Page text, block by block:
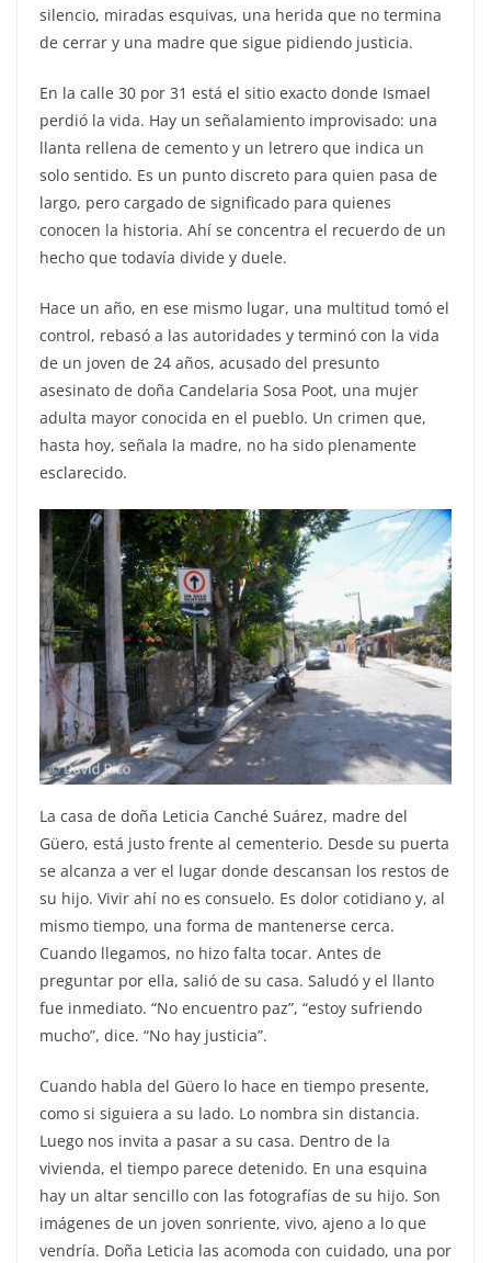
silencio, miradas esquivas, una herida que no termina
de cerrar y una madre que sigue pidiendo justicia.
En la calle 30 por 31 está el sitio exacto donde Ismael
perdió la vida. Hay un señalamiento improvisado: una
llanta rellena de cemento y un letrero que indica un
solo sentido. Es un punto discreto para quien pasa de
largo, pero cargado de significado para quienes
conocen la historia. Ahí se concentra el recuerdo de un
hecho que todavía divide y duele.
Hace un año, en ese mismo lugar, una multitud tomó el
control, rebasó a las autoridades y terminó con la vida
de un joven de 24 años, acusado del presunto
asesinato de doña Candelaria Sosa Poot, una mujer
adulta mayor conocida en el pueblo. Un crimen que,
hasta hoy, señala la madre, no ha sido plenamente
esclarecido.
La casa de doña Leticia Canché Suárez, madre del
Güero, está justo frente al cementerio. Desde su puerta
se alcanza a ver el lugar donde descansan los restos de
su hijo. Vivir ahí no es consuelo. Es dolor cotidiano y, al
mismo tiempo, una forma de mantenerse cerca.
Cuando llegamos, no hizo falta tocar. Antes de
preguntar por ella, salió de su casa. Saludó y el llanto
fue inmediato. “No encuentro paz”, “estoy sufriendo
mucho”, dice. “No hay justicia”.
Cuando habla del Güero lo hace en tiempo presente,
como si siguiera a su lado. Lo nombra sin distancia.
Luego nos invita a pasar a su casa. Dentro de la
vivienda, el tiempo parece detenido. En una esquina
hay un altar sencillo con las fotografías de su hijo. Son
imágenes de un joven sonriente, vivo, ajeno a lo que
vendría. Doña Leticia las acomoda con cuidado, una por